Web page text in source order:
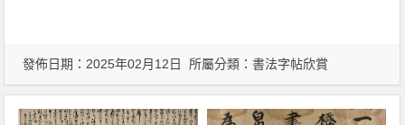
發佈日期：2025年02月12日 所屬分類：書法字帖欣賞